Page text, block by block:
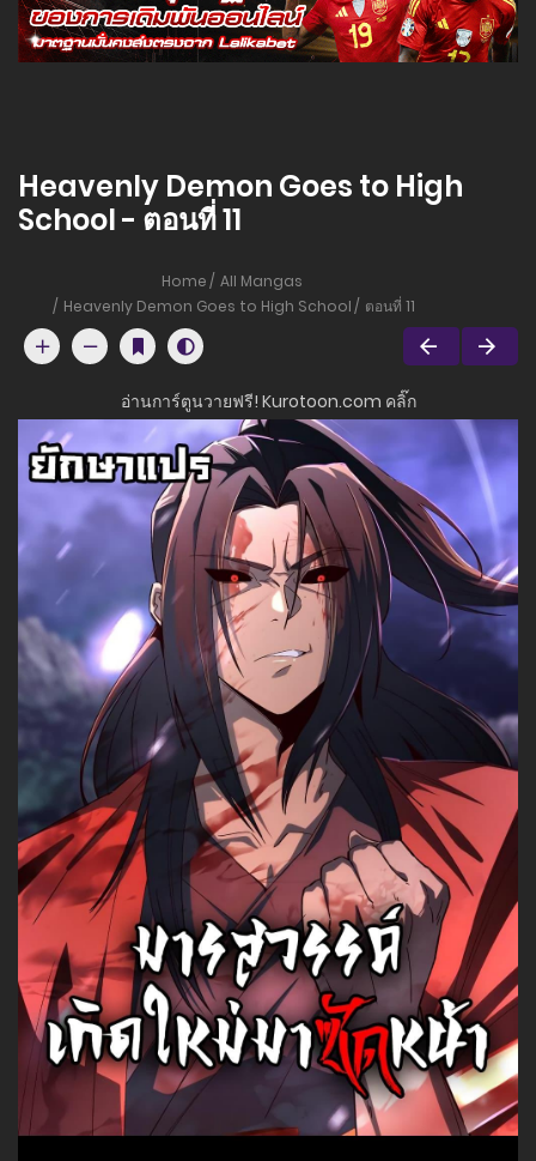
Heavenly Demon Goes to High
School - ตอนที่ 11
Home
All Mangas
Heavenly Demon Goes to High School
ตอนที่ 11
อ่านการ์ตูนวายฟรี! Kurotoon.com คลิ๊ก